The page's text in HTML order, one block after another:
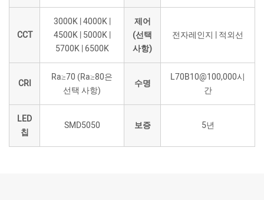
CCT
3000K | 4000K |
4500K | 5000K |
5700K | 6500K
제어
(선택
사항)
전자레인지 | 적외선
CRI
Ra≥70 (Ra≥80은
선택 사항)
수명
L70B10@100,000시
간
LED
칩
SMD5050 보증 5년